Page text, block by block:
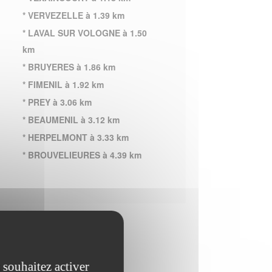
* VERVEZELLE à 1.39 km
* LAVAL SUR VOLOGNE à 1.50
km
* BRUYERES à 1.86 km
* FIMENIL à 1.92 km
* PREY à 3.06 km
* BEAUMENIL à 3.12 km
* HERPELMONT à 3.33 km
* BROUVELIEURES à 4.39 km
activer